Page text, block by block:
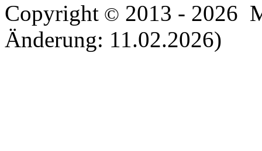
Copyright © 2013 - 2026
Änderung: 11.02.2026)